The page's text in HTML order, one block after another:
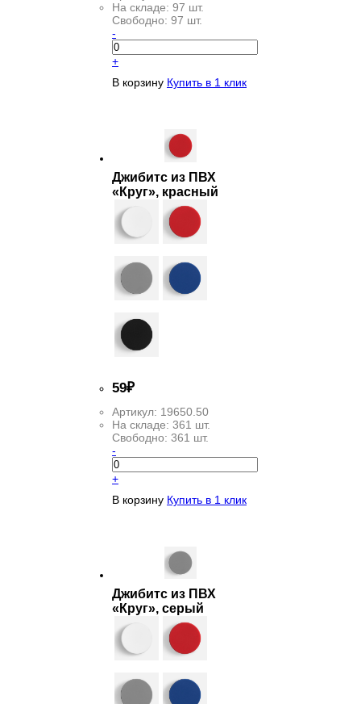
На складе: 97 шт.
Свободно: 97 шт.
-
+
В корзину Купить в 1 клик
Джибитс из ПВХ
«Круг», красный
59₽
Артикул: 19650.50
На складе: 361 шт.
Свободно: 361 шт.
-
+
В корзину Купить в 1 клик
Джибитс из ПВХ
«Круг», серый